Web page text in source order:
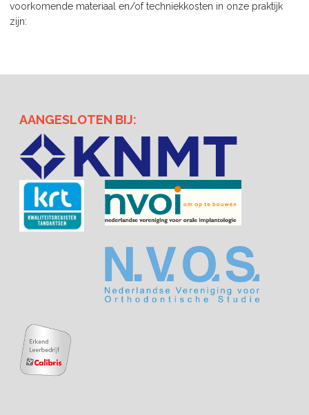
voorkomende materiaal en/of techniekkosten in onze praktijk
zijn:
AANGESLOTEN BIJ: